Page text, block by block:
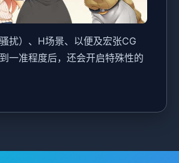
扰）、H场景、以便及宏张CG
一准程度后，还会开启特殊性的